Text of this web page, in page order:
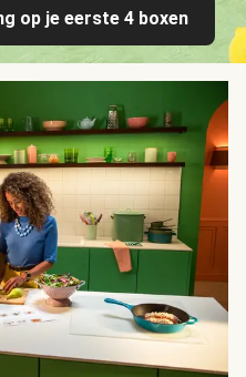
op je eerste 4 boxen